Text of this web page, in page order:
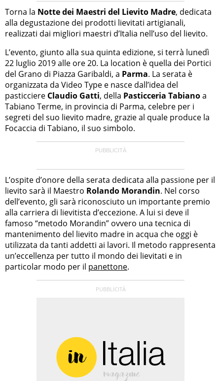
Torna la Notte dei Maestri del Lievito Madre, dedicata
alla degustazione dei prodotti lievitati artigianali,
realizzati dai migliori maestri d’Italia nell’uso del lievito.
L’evento, giunto alla sua quinta edizione, si terrà lunedì
22 luglio 2019 alle ore 20. La location è quella dei Portici
del Grano di Piazza Garibaldi, a Parma. La serata è
organizzata da Video Type e nasce dall’idea del
pasticciere Claudio Gatti, della Pasticceria Tabianoa
Tabiano Terme, in provincia di Parma, celebre per i
segreti del suo lievito madre, grazie al quale produce la
Focaccia di Tabiano, il suo simbolo.
L’ospite d’onore della serata dedicata alla passione per il
lievito sarà il Maestro Rolando Morandin. Nel corso
dell’evento, gli sarà riconosciuto un importante premio
alla carriera di lievitista d’eccezione. A lui si deve il
famoso “metodo Morandin” ovvero una tecnica di
mantenimento del lievito madre in acqua che oggi è
utilizzata da tanti addetti ai lavori. Il metodo rappresenta
un’eccellenza per tutto il mondo dei lievitati e in
particolar modo per il panettone.